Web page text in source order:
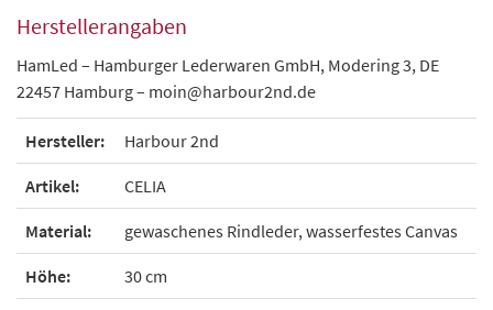
Herstellerangaben
HamLed – Hamburger Lederwaren GmbH, Modering 3, DE
22457 Hamburg – moin@harbour2nd.de
Hersteller: Harbour 2nd
Artikel: CELIA
Material: gewaschenes Rindleder, wasserfestes Canvas
Höhe: 30 cm